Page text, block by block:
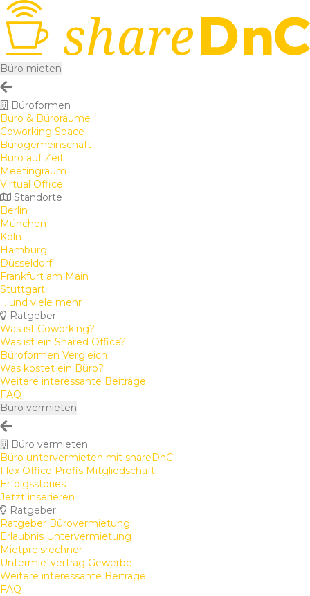
Büro mieten
Büroformen
Büro & Büroräume
Coworking Space
Bürogemeinschaft
Büro auf Zeit
Meetingraum
Virtual Office
Standorte
Berlin
München
Köln
Hamburg
Düsseldorf
Frankfurt am Main
Stuttgart
... und viele mehr
Ratgeber
Was ist Coworking?
Was ist ein Shared Office?
Büroformen Vergleich
Was kostet ein Büro?
Weitere interessante Beiträge
FAQ
Büro vermieten
Büro vermieten
Büro untervermieten mit shareDnC
Flex Office Profis Mitgliedschaft
Erfolgsstories
Jetzt inserieren
Ratgeber
Ratgeber Bürovermietung
Erlaubnis Untervermietung
Mietpreisrechner
Untermietvertrag Gewerbe
Weitere interessante Beiträge
FAQ